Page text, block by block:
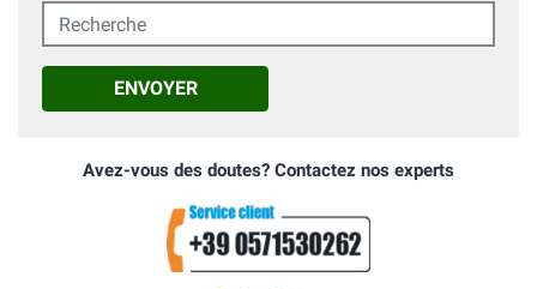
Recherche
ENVOYER
Avez-vous des doutes? Contactez nos experts